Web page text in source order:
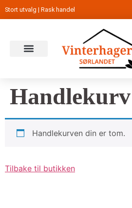
Stort utvalg | Rask handel
Handlekurv
Handlekurven din er tom.
Tilbake til butikken